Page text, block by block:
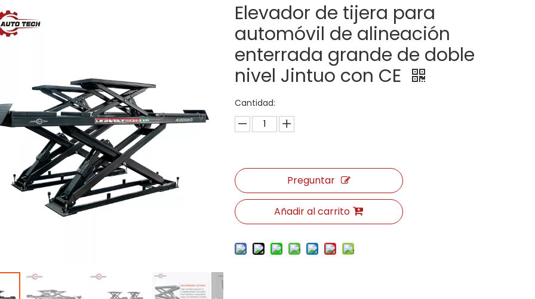
Elevador de tijera para
automóvil de alineación
enterrada grande de doble
nivel Jintuo con CE
Cantidad:
Preguntar
Añadir al carrito